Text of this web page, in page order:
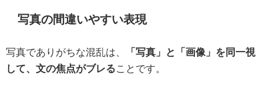
写真の間違いやすい表現
写真でありがちな混乱は、
「写真」と「画像」を同一視
して、文の焦点がブレる ことです。